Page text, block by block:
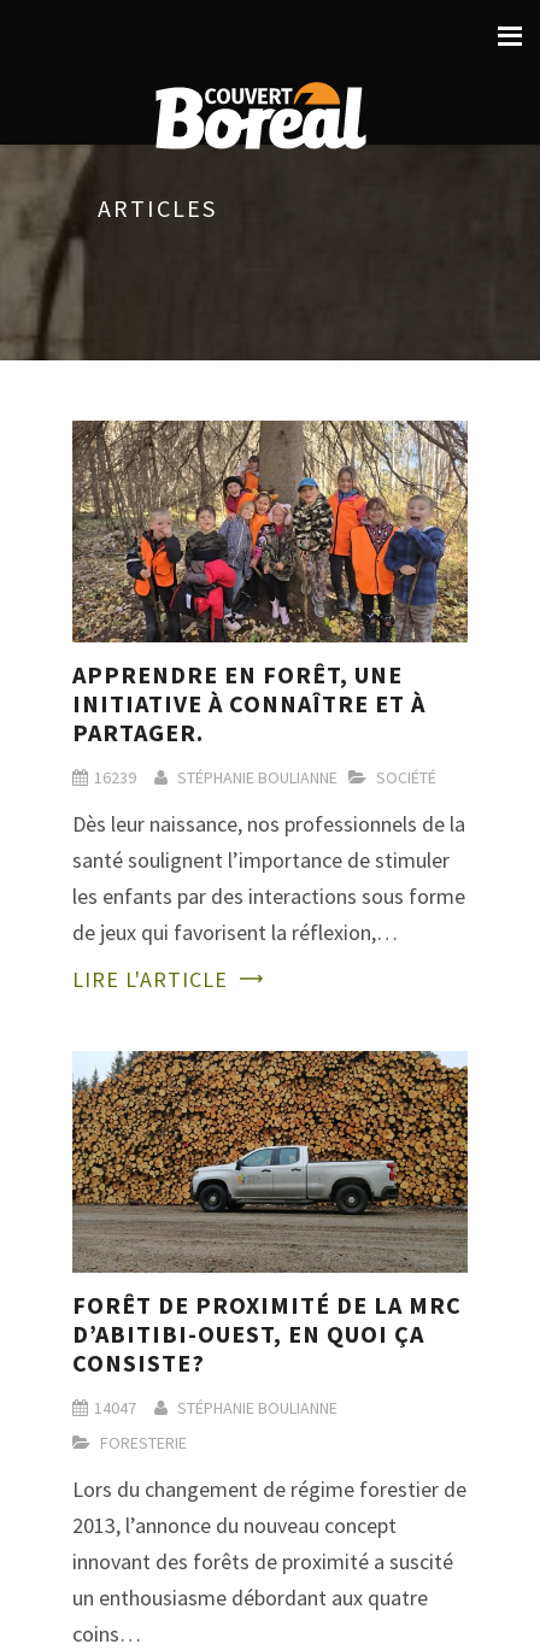
ARTICLES
APPRENDRE EN FORÊT, UNE
INITIATIVE À CONNAÎTRE ET À
PARTAGER.
16239 STÉPHANIE BOULIANNE SOCIÉTÉ
Dès leur naissance, nos professionnels de la
santé soulignent l’importance de stimuler
les enfants par des interactions sous forme
de jeux qui favorisent la réflexion,…
LIRE L'ARTICLE
FORÊT DE PROXIMITÉ DE LA MRC
D’ABITIBI-OUEST, EN QUOI ÇA
CONSISTE?
14047
STÉPHANIE BOULIANNE
FORESTERIE
Lors du changement de régime forestier de
2013, l’annonce du nouveau concept
innovant des forêts de proximité a suscité
un enthousiasme débordant aux quatre
coins…